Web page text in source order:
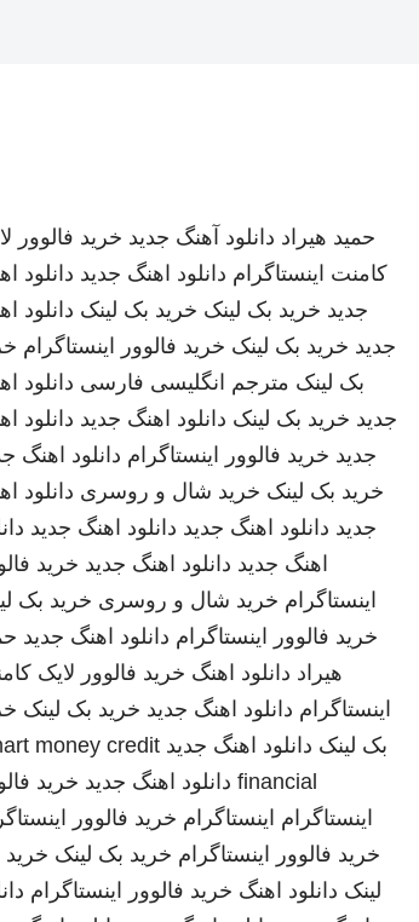
حمید هیراد دانلود آهنگ جدید خرید فالوور
کامنت اینستاگرام دانلود اهنگ جدید دانلود
جدید خرید بک لینک خرید بک لینک دانلود
جدید خرید بک لینک خرید فالوور اینستاگرام
بک لینک مترجم انگلیسی فارسی دانلود
جدید خرید بک لینک دانلود اهنگ جدید دانلود
جدید خرید فالوور اینستاگرام دانلود اهنگ
خرید بک لینک خرید شال و روسری دانلود
جدید دانلود اهنگ جدید دانلود اهنگ جدید
اهنگ جدید دانلود اهنگ جدید خرید
اینستاگرام خرید شال و روسری خرید بک
خرید فالوور اینستاگرام دانلود اهنگ جدید
هیراد دانلود اهنگ خرید فالوور لایک
اینستاگرام دانلود اهنگ جدید خرید بک لینک
بک لینک دانلود اهنگ جدید money credit
financial دانلود اهنگ جدید خرید
اینستاگرام اینستاگرام خرید فالوور
خرید فالوور اینستاگرام خرید بک لینک
لینک دانلود اهنگ خرید فالوور اینستاگرام